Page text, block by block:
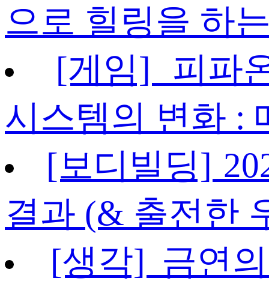
으로 힐링을 하
[게임] 피파
시스템의 변화 :
[보디빌딩]
결과 (& 출전한
[생각] 금연